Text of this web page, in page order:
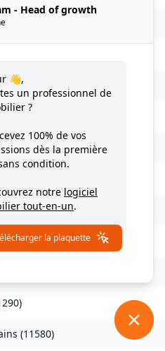
(
Lauragais
)
(11580)
( 11600)
)
(11580)
- Head of growth
👋,
un professionnel de
?
100% de vos
dès la première
condition.
notre logiciel
tout-en-un.
la plaquette